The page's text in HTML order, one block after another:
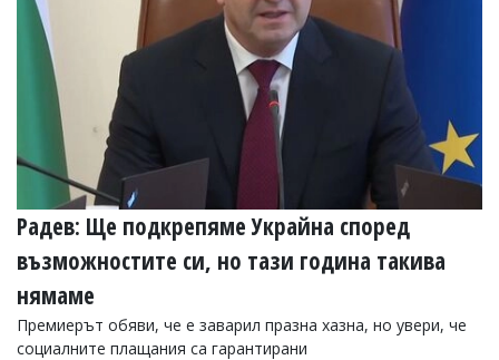
Радев: Ще подкрепяме Украйна според
възможностите си, но тази година такива
нямаме
Премиерът обяви, че е заварил празна хазна, но увери, че
социалните плащания са гарантирани